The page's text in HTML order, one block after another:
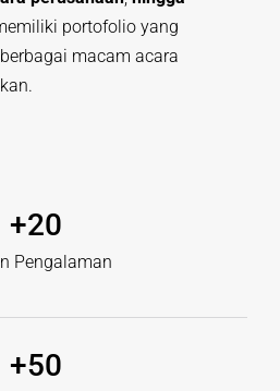
portofolio yang
macam acara
Pengalaman​
+20
+50